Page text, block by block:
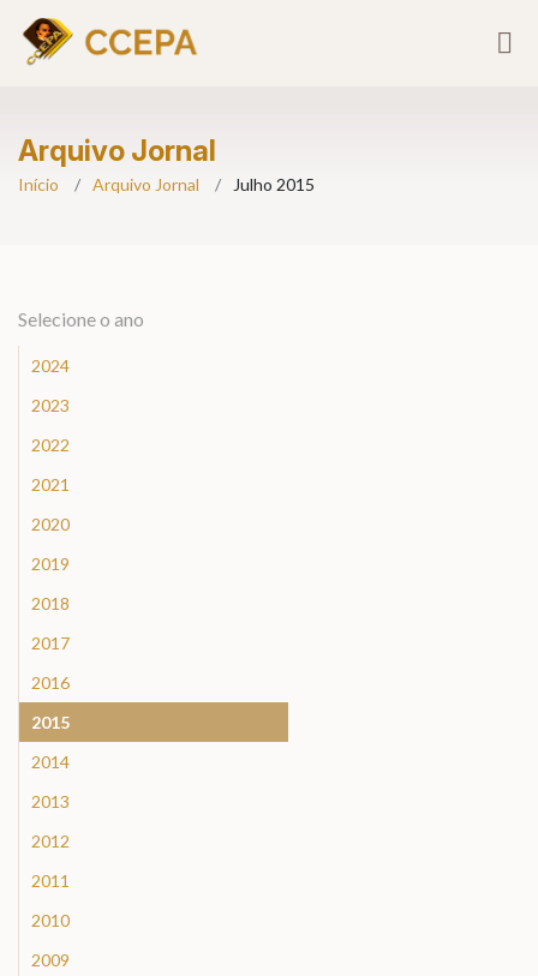
Arquivo Jornal
Início Arquivo Jornal Julho 2015
Selecione o ano
2024
2023
2022
2021
2020
2019
2018
2017
2016
2015
2014
2013
2012
2011
2010
2009